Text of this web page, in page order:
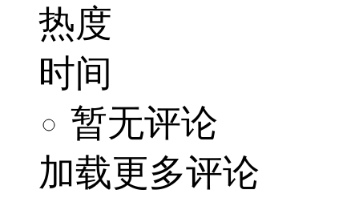
热度
时间
暂无评论
加载更多评论